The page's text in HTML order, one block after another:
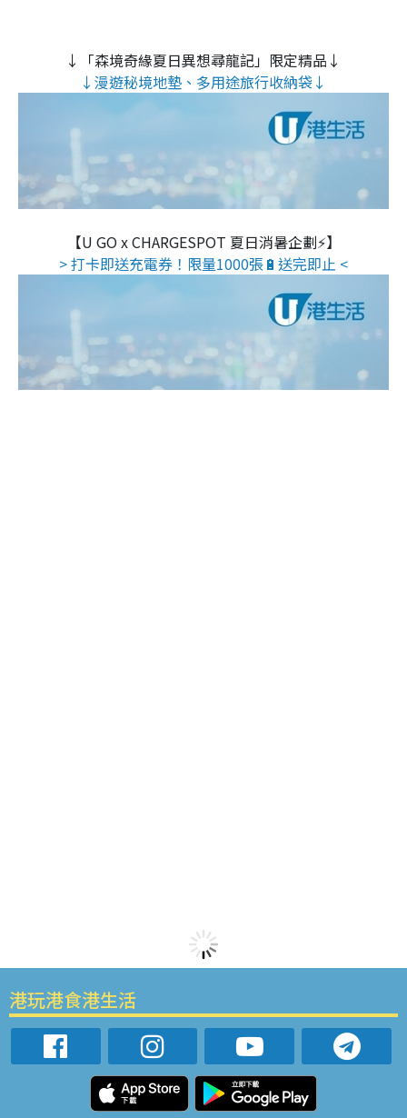
↓「森境奇緣夏日異想尋龍記」限定精品↓
↓漫遊秘境地墊、多用途旅行收納袋↓
【U GO x CHARGESPOT 夏日消暑企劃⚡】
> 打卡即送充電券！限量1000張🔋送完即止 <
港玩港食港生活